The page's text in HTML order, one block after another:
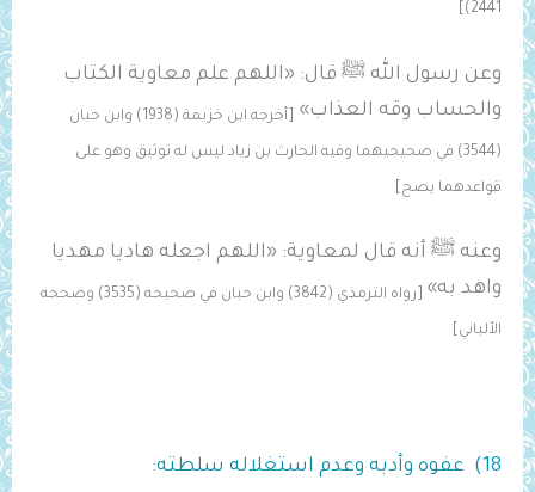
2441)]
وعن رسول الله ﷺ قال: «اللهم ‌علم ‌معاوية ‌الكتاب
والحساب وقه العذاب»
أخرجه ابن خزيمة (1938) وا بن حبان
(3544) في صحيحيهما وفيه الحارث بن زياد ليس له توثيق وهو على
قواعدهما يصح]
وعنه ﷺ أنه قال لمعاوية: «اللهم اجعله هاديا مهديا
واهد به»
[رواه الترمذي (3842) وابن حبان في صحيحه (3535) وصححه
الألباني]
18) عفوه وأدبه وعدم استغلاله سلطته: